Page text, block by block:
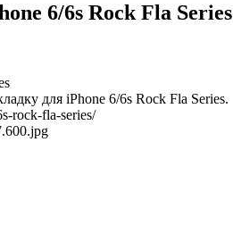
6/6s Rock Fla Series
для iPhone 6/6s Rock Fla Series.
rock-fla-series/